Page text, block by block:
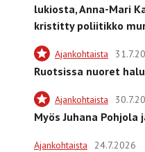
lukiosta, Anna-Mari
kristitty poliitikko
Ajankohtaista
Ruotsissa nuoret
Ajankohtaista
Myös Juhana
Ajankohtaista 24.7.2026